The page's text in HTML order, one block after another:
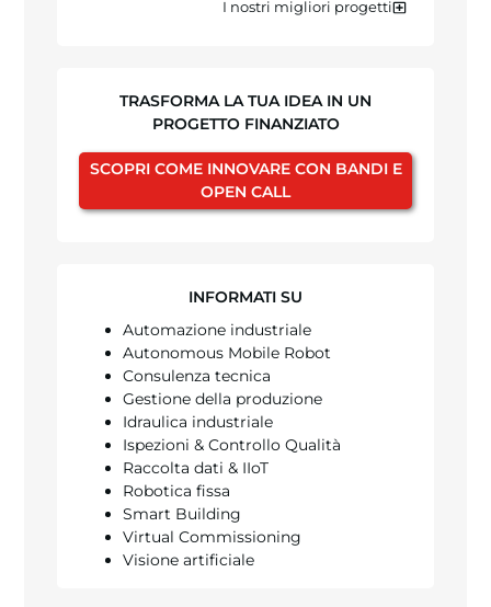
I nostri migliori progetti
TRASFORMA LA TUA IDEA IN UN
PROGETTO FINANZIATO
SCOPRI COME INNOVARE CON BANDI E
OPEN CALL
INFORMATI SU
Automazione industriale
Autonomous Mobile Robot
Consulenza tecnica
Gestione della produzione
Idraulica industriale
Ispezioni & Controllo Qualità
Raccolta dati & IIoT
Robotica fissa
Smart Building
Virtual Commissioning
Visione artificiale